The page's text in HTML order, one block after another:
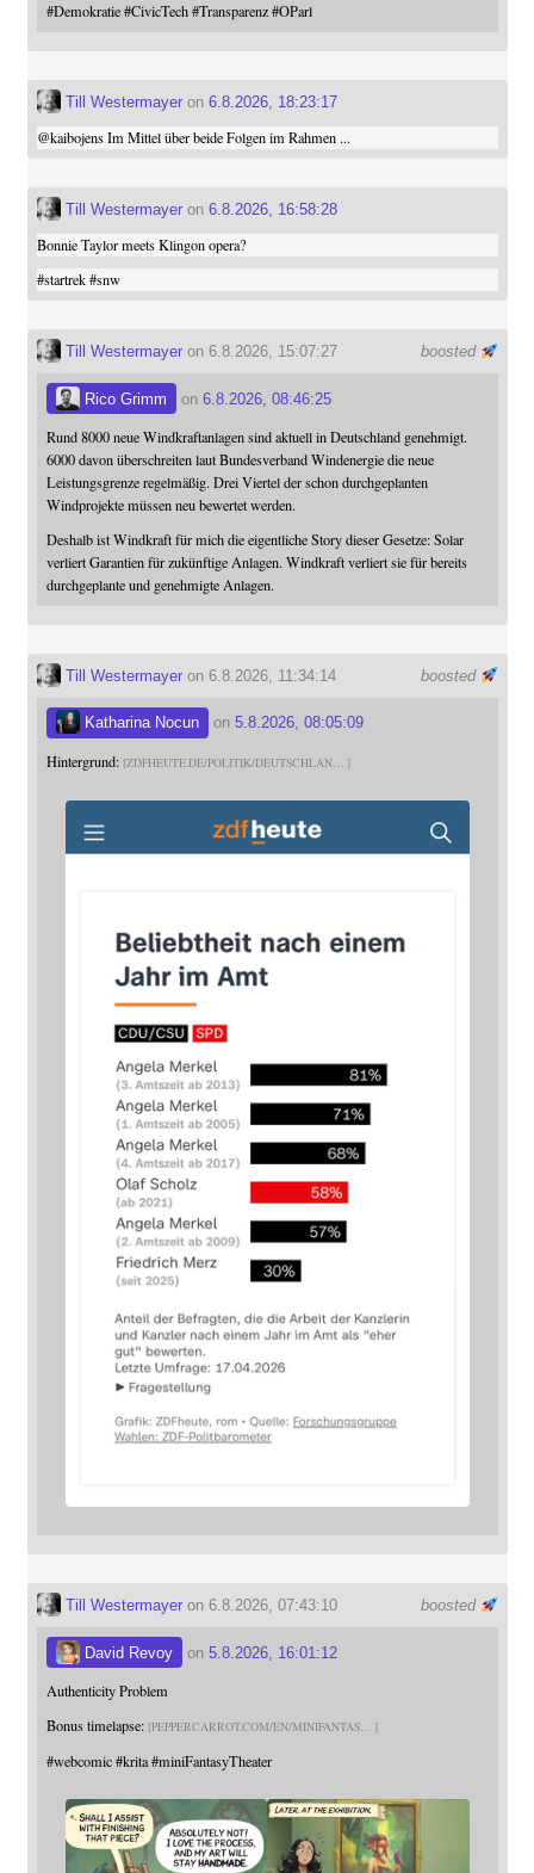
#Demokratie #CivicTech #Transparenz #OParl
Till Westermayeron 6.8.2026, 18:23:17
@kaibojensIm Mittel über beide Folgen im Rahmen ...
Till Westermayeron 6.8.2026, 16:58:28
Bonnie Taylor meets Klingon opera?
#startrek #snw
boosted
Till Westermayeron 6.8.2026, 15:07:27
Rico Grimm on 6.8.2026, 08:46:25
Rund 8000 neue Windkraftanlagen sind aktuell in Deutschland genehmigt.
6000 davon überschreiten laut Bundesverband Windenergie die neue
Leistungsgrenze regelmäßig. Drei Viertel der schon durchgeplanten
Windprojekte müssen neu bewertet werden.
Deshalb ist Windkraft für mich die eigentliche Story dieser Gesetze: Solar
verliert Garantien für zukünftige Anlagen. Windkraft verliert sie für bereits
durchgeplante und genehmigte Anlagen.
boosted
Till Westermayeron 6.8.2026, 11:34:14
Katharina Nocun on 5.8.2026, 08:05:09
Hintergrund: ZDFHEUTE.DE/POLITIK/DEUTSCHLAN
boosted
Till Westermayeron 6.8.2026, 07:43:10
David Revoy on 5.8.2026, 16:01:12
Authenticity Problem
Bonus timelapse: PEPPERCARROT.COM/EN/MINIFANTAS
#webcomic #krita #miniFantasyTheater